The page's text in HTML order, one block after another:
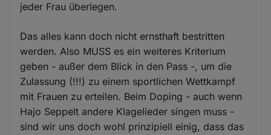
jeder Frau überlegen.
Das alles kann doch nicht ernsthaft bestritten
werden. Also MUSS es ein weiteres Kriterium
geben - außer dem Blick in den Pass -, um die
Zulassung (!!!) zu einem sportlichen Wettkampf
mit Frauen zu erteilen. Beim Doping - auch wenn
Hajo Seppelt andere Klagelieder singen muss -
sind wir uns doch wohl prinzipiell einig, dass das